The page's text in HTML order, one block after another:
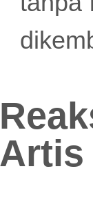
Artis